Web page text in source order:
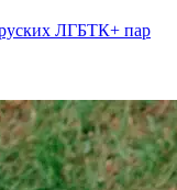
ЛГБТК+ пар